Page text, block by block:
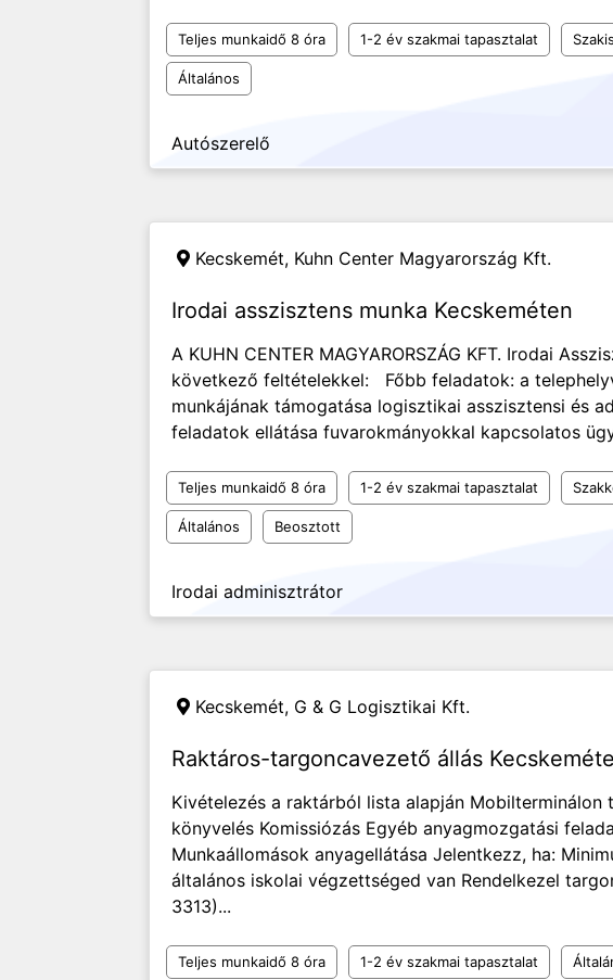
Teljes munkaidő 8 óra 1-2 év szakmai tapasztalat
Általános
Autószerelő
Kecskemét, Kuhn Center Magyarország Kft.
Irodai asszisztens munka Kecskeméten
A KUHN CENTER MAGYARORSZÁG KFT. Irodai
következő feltételekkel: Főbb feladatok: a
munkájának támogatása logisztikai asszisztensi és
feladatok ellátása fuvarokmányokkal kapcsolatos
Teljes munkaidő 8 óra 1-2 év szakmai tapasztalat
Általános Beosztott
Irodai adminisztrátor
Kecskemét, G & G Logisztikai Kft.
Raktáros-targoncavezető állás
Kivételezés a raktárból lista alapján Mobilterminálon
könyvelés Komissiózás Egyéb anyagmozgatási
Munkaállomások anyagellátása Jelentkezz, ha:
általános iskolai végzettséged van Rendelkezel
3313)...
Teljes munkaidő 8 óra 1-2 év szakmai tapasztalat